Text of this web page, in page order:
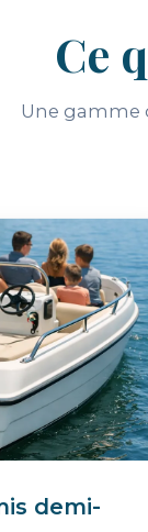
Ce
Une gamme
demi-